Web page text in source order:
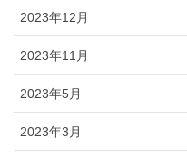
2023年12月
2023年11月
2023年5月
2023年3月